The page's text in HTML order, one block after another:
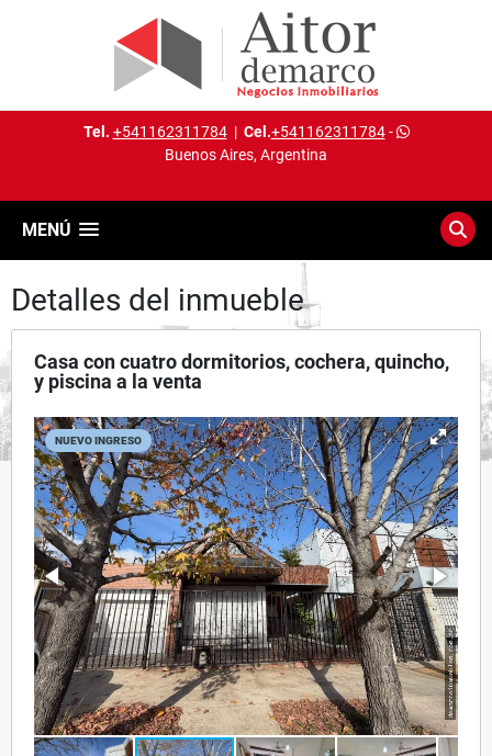
Tel. +541162311784| Cel.+541162311784-
Buenos Aires, Argentina
MENÚ
Detalles del inmueble
Casa con cuatro dormitorios, cochera, quincho,
y piscina a la venta
NUEVO INGRESO